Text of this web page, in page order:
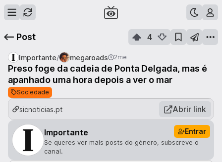
Post 4
Importante/ megaroads 2me
Preso foge da cadeia de Ponta Delgada, mas é
apanhado uma hora depois a ver o mar
Sociedade
sicnoticias.pt Abrir link
Importante Entrar
Se queres ver mais posts do género, subscreve o
canal.